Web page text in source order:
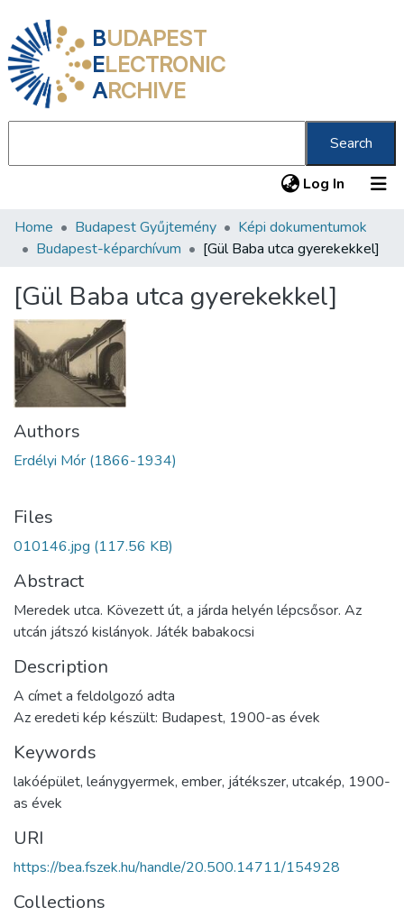
BUDAPEST
ELECTRONIC
ARCHIVE
Search
Log In (current)
Communities & Collections
Statistics
About us
Home Budapest Gyűjtemény
Képi dokumentumok
Budapest-képarchívum
[Gül Baba utca gyerekekkel]
[Gül Baba utca gyerekekkel]
Authors
Erdélyi Mór (1866-1934)
Files
010146.jpg (117.56 KB)
Abstract
Meredek utca. Kövezett út, a járda helyén lépcsősor. Az
utcán játszó kislányok. Játék babakocsi
Description
A címet a feldolgozó adta
Az eredeti kép készült: Budapest, 1900-as évek
Keywords
lakóépület, leánygyermek, ember, játékszer, utcakép, 1900-
as évek
URI
https://bea.fszek.hu/handle/20.500.14711/154928
Collections